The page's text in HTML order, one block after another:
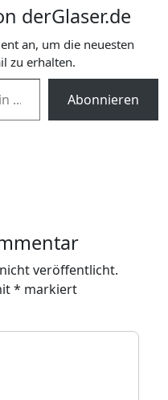
derGlaser.de
zu erhalten.
Abonnieren
veröffentlicht.
* markiert